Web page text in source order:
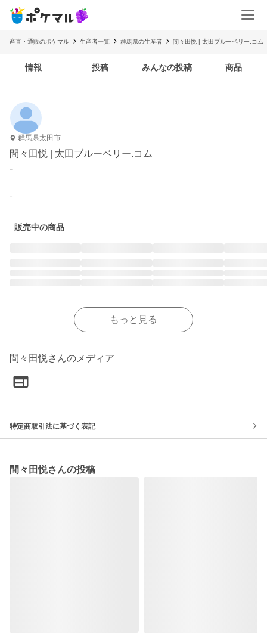
産直・通販のポケマル 生産者一覧 群馬県の生産者 間々田悦 | 太田ブルーベリー.コム
情報 投稿 みんなの投稿 商品
群馬県太田市
間々田悦 | 太田ブルーベリー.コム
-
-
販売中の商品
もっと見る
間々田悦さんのメディア
特定商取引法に基づく表記
間々田悦さんの投稿